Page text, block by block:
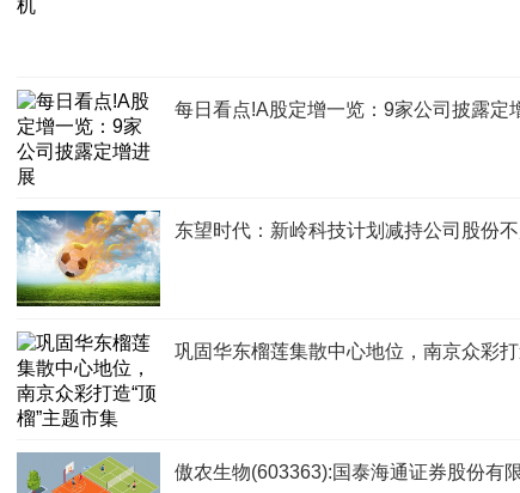
每日看点!A股定增一览：9家公司披露定
东望时代：新岭科技计划减持公司股份
巩固华东榴莲集散中心地位，南京众彩打
傲农生物(603363):国泰海通证券股份有